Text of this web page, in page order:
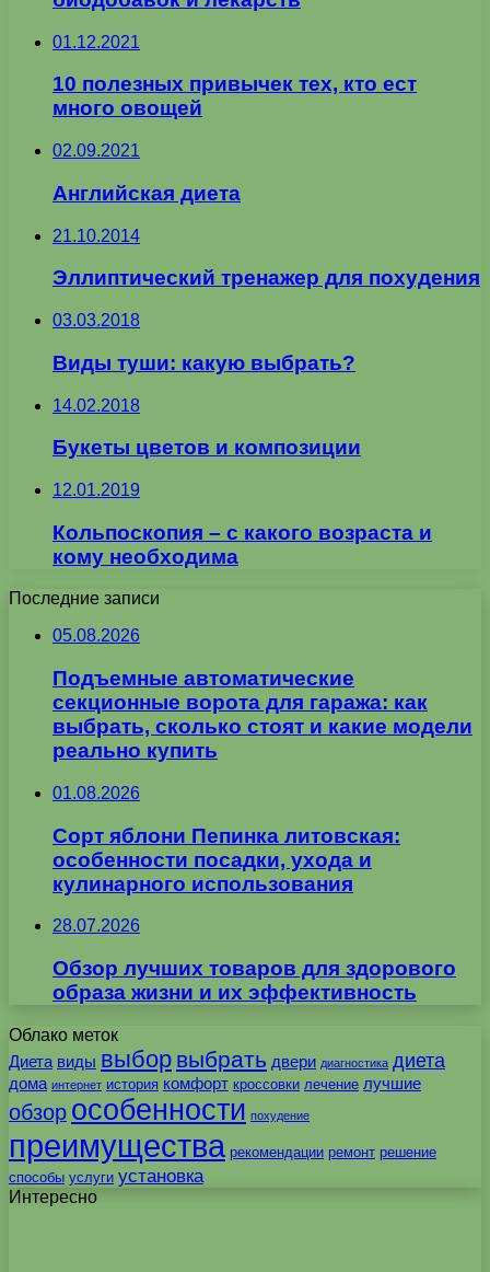
01.12.2021
10 полезных привычек тех, кто ест
много овощей
02.09.2021
Английская диета
21.10.2014
Эллиптический тренажер для похудения
03.03.2018
Виды туши: какую выбрать?
14.02.2018
Букеты цветов и композиции
12.01.2019
Кольпоскопия – с какого возраста и
кому необходима
Последние записи
05.08.2026
Подъемные автоматические
секционные ворота для гаража: как
выбрать, сколько стоят и какие модели
реально купить
01.08.2026
Сорт яблони Пепинка литовская:
особенности посадки, ухода и
кулинарного использования
28.07.2026
Обзор лучших товаров для здорового
образа жизни и их эффективность
Облако меток
Диета виды выбор выбрать двери диагностика диета
дома интернет история комфорт кроссовки лечение лучшие
обзор особенности похудение
преимущества рекомендации ремонт решение
способы услуги установка
Интересно